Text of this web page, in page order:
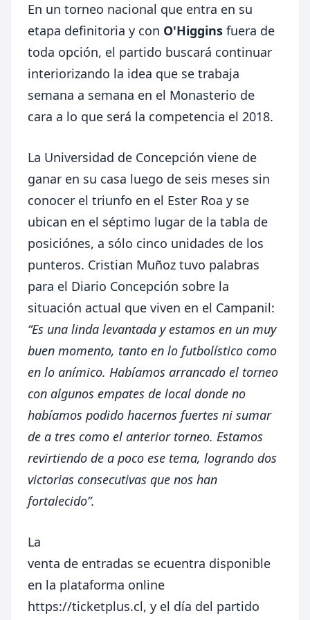
En un torneo nacional que entra en su
etapa definitoria y con O'Higgins fuera de
toda opción, el partido buscará continuar
interiorizando la idea que se trabaja
semana a semana en el Monasterio de
cara a lo que será la competencia el 2018.
La Universidad de Concepción viene de
ganar en su casa luego de seis meses sin
conocer el triunfo en el Ester Roa y se
ubican en el séptimo lugar de la tabla de
posiciónes, a sólo cinco unidades de los
punteros. Cristian Muñoz tuvo palabras
para el Diario Concepción sobre la
situación actual que viven en el Campanil:
“Es una linda levantada y estamos en un muy
buen momento, tanto en lo futbolístico como
en lo anímico. Habíamos arrancado el torneo
con algunos empates de local donde no
habíamos podido hacernos fuertes ni sumar
de a tres como el anterior torneo. Estamos
revirtiendo de a poco ese tema, logrando dos
victorias consecutivas que nos han
fortalecido”.
La
venta de entradas se ecuentra disponible
en la plataforma online
https://ticketplus.cl, y el día del partido